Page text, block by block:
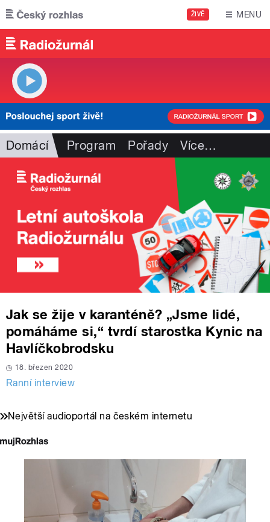
Přejít k hlavnímu obsahu
ŽIVĚ MENU
Domácí Program Pořady Více…
Jak se žije v karanténě? „Jsme lidé,
pomáháme si,“ tvrdí starostka Kynic na
Havlíčkobrodsku
18. březen 2020
Ranní interview
Největší audioportál na českém internetu